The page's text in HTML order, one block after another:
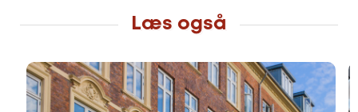
Læs også